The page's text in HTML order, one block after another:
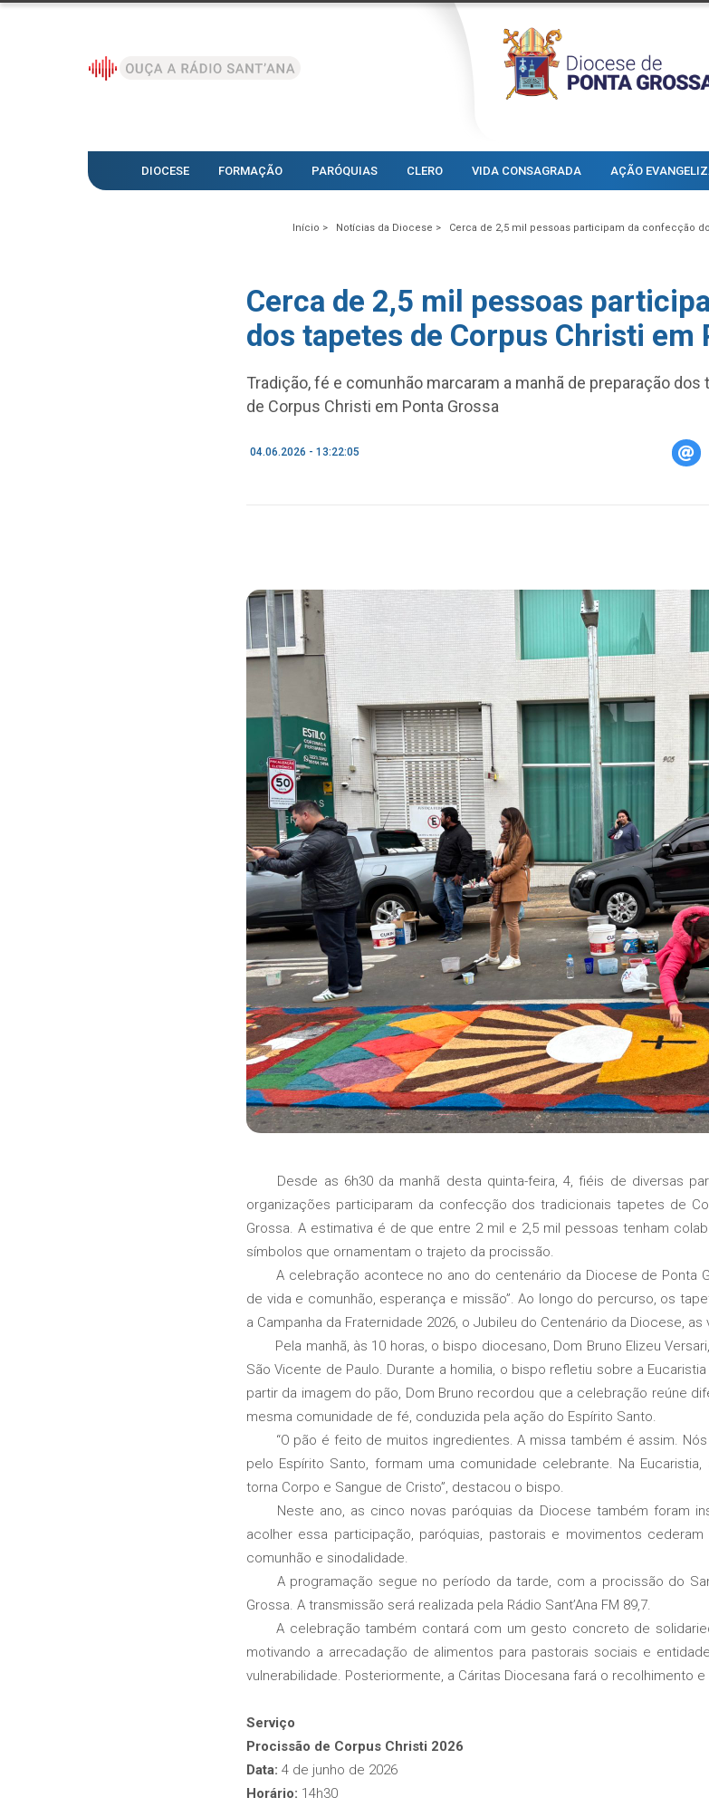
DIOCESE FORMAÇÃO PARÓQUIAS CLERO VIDA CONSAGRADA AÇÃO
Início > Notícias da Diocese > Cerca de 2,5 mil pessoas participam da confecção
Cerca de 2,5 mil pessoas
dos tapetes de Corpus Christi em
Tradição, fé e comunhão marcaram a manhã de preparação
de Corpus Christi em Ponta Grossa
04.06.2026 - 13:22:05
Desde as 6h30 da manhã desta quinta-feira, 4, fiéis de diversas
organizações participaram da confecção dos tradicionais tapetes de
Grossa. A estimativa é de que entre 2 mil e 2,5 mil pessoas tenham
símbolos que ornamentam o trajeto da procissão.
A celebração acontece no ano do centenário da Diocese de Ponta
de vida e comunhão, esperança e missão”. Ao longo do percurso, os
a Campanha da Fraternidade 2026, o Jubileu do Centenário da Diocese,
Pela manhã, às 10 horas, o bispo diocesano, Dom Bruno Elizeu
São Vicente de Paulo. Durante a homilia, o bispo refletiu sobre a
partir da imagem do pão, Dom Bruno recordou que a celebração reúne
mesma comunidade de fé, conduzida pela ação do Espírito Santo.
“O pão é feito de muitos ingredientes. A missa também é assim.
pelo Espírito Santo, formam uma comunidade celebrante. Na
torna Corpo e Sangue de Cristo”, destacou o bispo.
Neste ano, as cinco novas paróquias da Diocese também foram
acolher essa participação, paróquias, pastorais e movimentos
comunhão e sinodalidade.
A programação segue no período da tarde, com a procissão do
Grossa. A transmissão será realizada pela Rádio Sant’Ana FM 89,7.
A celebração também contará com um gesto concreto de
motivando a arrecadação de alimentos para pastorais sociais e
vulnerabilidade. Posteriormente, a Cáritas Diocesana fará o recolhimento
Serviço
Procissão de Corpus Christi 2026
Data: 4 de junho de 2026
Horário: 14h30